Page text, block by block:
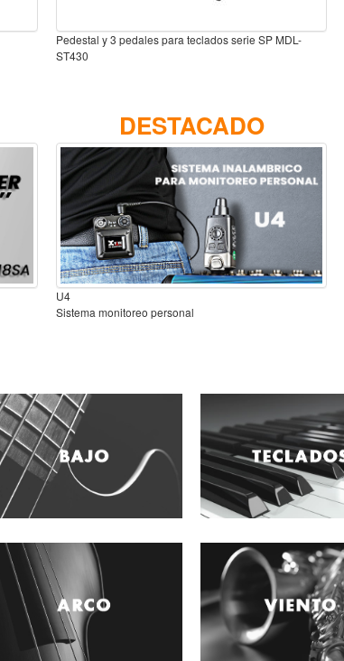
Pedestal y 3 pedales para teclados serie SP MDL-
ST430
DESTACADO
U4
Sistema monitoreo personal